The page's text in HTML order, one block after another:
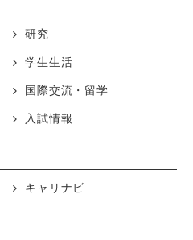
研究
学生生活
国際交流・留学
入試情報
キャリナビ